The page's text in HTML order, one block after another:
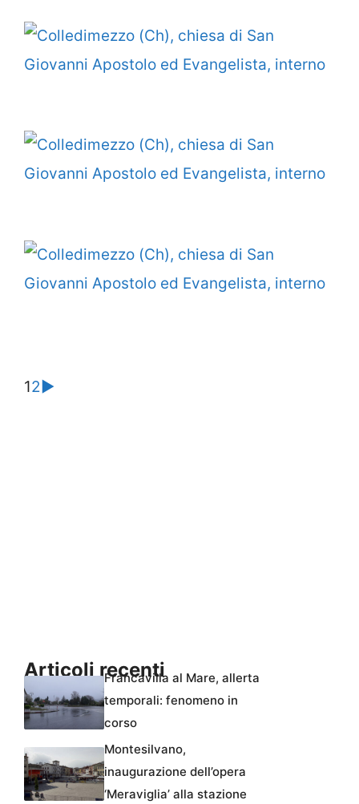
12►
Articoli recentiFrancavilla al Mare, allerta
temporali: fenomeno in
corso
Montesilvano,
inaugurazione dell’opera
‘Meraviglia’ alla stazione